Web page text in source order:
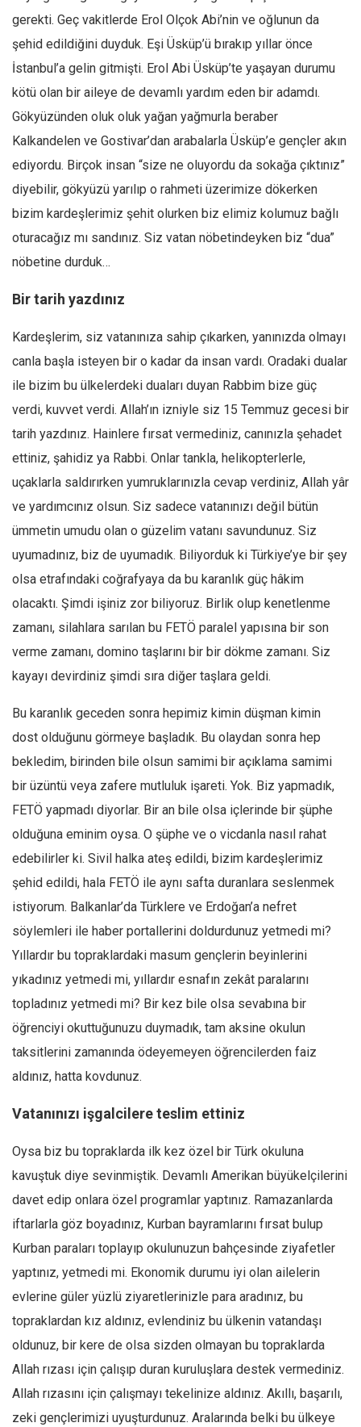
gerekti. Geç vakitlerde Erol Olçok Abi’nin ve oğlunun da
şehid edildiğini duyduk. Eşi Üsküp’ü bırakıp yıllar önce
İstanbul’a gelin gitmişti. Erol Abi Üsküp’te yaşayan durumu
kötü olan bir aileye de devamlı yardım eden bir adamdı.
Gökyüzünden oluk oluk yağan yağmurla beraber
Kalkandelen ve Gostivar’dan arabalarla Üsküp’e gençler akın
ediyordu. Birçok insan “size ne oluyordu da sokağa çıktınız”
diyebilir, gökyüzü yarılıp o rahmeti üzerimize dökerken
bizim kardeşlerimiz şehit olurken biz elimiz kolumuz bağlı
oturacağız mı sandınız. Siz vatan nöbetindeyken biz “dua”
nöbetine durduk…
Bir tarih yazdınız
Kardeşlerim, siz vatanınıza sahip çıkarken, yanınızda olmayı
canla başla isteyen bir o kadar da insan vardı. Oradaki dualar
ile bizim bu ülkelerdeki duaları duyan Rabbim bize güç
verdi, kuvvet verdi. Allah’ın izniyle siz 15 Temmuz gecesi bir
tarih yazdınız. Hainlere fırsat vermediniz, canınızla şehadet
ettiniz, şahidiz ya Rabbi. Onlar tankla, helikopterlerle,
uçaklarla saldırırken yumruklarınızla cevap verdiniz, Allah yâr
ve yardımcınız olsun. Siz sadece vatanınızı değil bütün
ümmetin umudu olan o güzelim vatanı savundunuz. Siz
uyumadınız, biz de uyumadık. Biliyorduk ki Türkiye’ye bir şey
olsa etrafındaki coğrafyaya da bu karanlık güç hâkim
olacaktı. Şimdi işiniz zor biliyoruz. Birlik olup kenetlenme
zamanı, silahlara sarılan bu FETÖ paralel yapısına bir son
verme zamanı, domino taşlarını bir bir dökme zamanı. Siz
kayayı devirdiniz şimdi sıra diğer taşlara geldi.
Bu karanlık geceden sonra hepimiz kimin düşman kimin
dost olduğunu görmeye başladık. Bu olaydan sonra hep
bekledim, birinden bile olsun samimi bir açıklama samimi
bir üzüntü veya zafere mutluluk işareti. Yok. Biz yapmadık,
FETÖ yapmadı diyorlar. Bir an bile olsa içlerinde bir şüphe
olduğuna eminim oysa. O şüphe ve o vicdanla nasıl rahat
edebilirler ki. Sivil halka ateş edildi, bizim kardeşlerimiz
şehid edildi, hala FETÖ ile aynı safta duranlara seslenmek
istiyorum. Balkanlar’da Türklere ve Erdoğan’a nefret
söylemleri ile haber portallerini doldurdunuz yetmedi mi?
Yıllardır bu topraklardaki masum gençlerin beyinlerini
yıkadınız yetmedi mi, yıllardır esnafın zekât paralarını
topladınız yetmedi mi? Bir kez bile olsa sevabına bir
öğrenciyi okuttuğunuzu duymadık, tam aksine okulun
taksitlerini zamanında ödeyemeyen öğrencilerden faiz
aldınız, hatta kovdunuz.
Vatanınızı işgalcilere teslim ettiniz
Oysa biz bu topraklarda ilk kez özel bir Türk okuluna
kavuştuk diye sevinmiştik. Devamlı Amerikan büyükelçilerini
davet edip onlara özel programlar yaptınız. Ramazanlarda
iftarlarla göz boyadınız, Kurban bayramlarını fırsat bulup
Kurban paraları toplayıp okulunuzun bahçesinde ziyafetler
yaptınız, yetmedi mi. Ekonomik durumu iyi olan ailelerin
evlerine güler yüzlü ziyaretlerinizle para aradınız, bu
topraklardan kız aldınız, evlendiniz bu ülkenin vatandaşı
oldunuz, bir kere de olsa sizden olmayan bu topraklarda
Allah rızası için çalışıp duran kuruluşlara destek vermediniz.
Allah rızasını için çalışmayı tekelinize aldınız. Akıllı, başarılı,
zeki gençlerimizi uyuşturdunuz. Aralarında belki bu ülkeye